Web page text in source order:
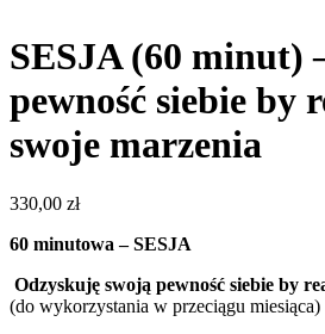
SESJA (60 minut)
pewność siebie by
swoje marzenia
330,00 zł
60 minutowa – SESJA
Odzyskuję swoją pewność siebie by
(do wykorzystania w przeciągu miesiąca)